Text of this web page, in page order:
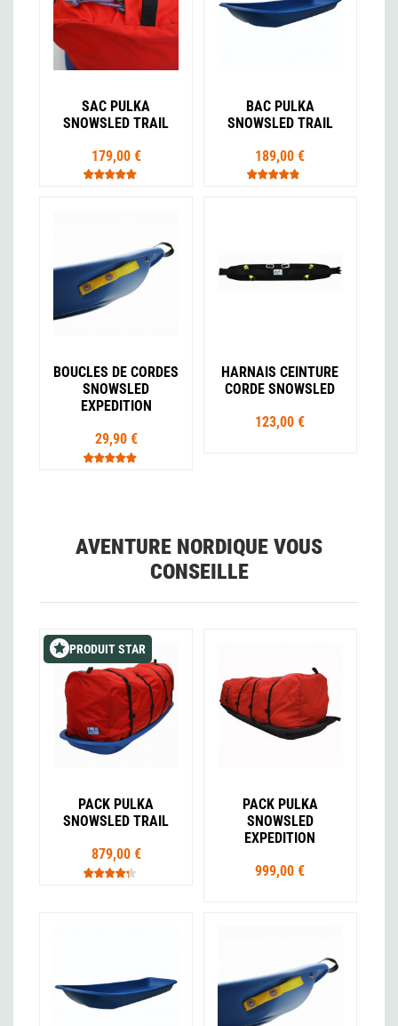
SAC PULKA
SNOWSLED TRAIL
179,00 €
BAC PULKA
SNOWSLED TRAIL
189,00 €
BOUCLES DE CORDES
SNOWSLED
EXPEDITION
29,90 €
HARNAIS CEINTURE
CORDE SNOWSLED
123,00 €
AVENTURE NORDIQUE VOUS
CONSEILLE
PRODUIT STAR
PACK PULKA
SNOWSLED TRAIL
879,00 €
PACK PULKA
SNOWSLED
EXPEDITION
999,00 €